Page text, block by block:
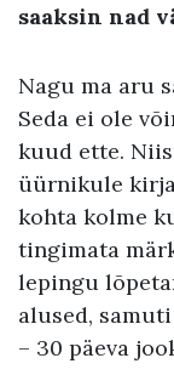
saaksin nad
Nagu ma aru
Seda ei ole
kuud ette.
üürnikule
kohta kolme
tingimata
lepingu
alused,
– 30 päeva